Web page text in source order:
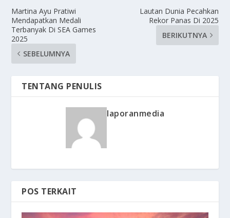
Martina Ayu Pratiwi
Mendapatkan Medali
Terbanyak Di SEA Games
2025
SEBELUMNYA
Lautan Dunia Pecahkan
Rekor Panas Di 2025
BERIKUTNYA
TENTANG PENULIS
laporanmedia
POS TERKAIT